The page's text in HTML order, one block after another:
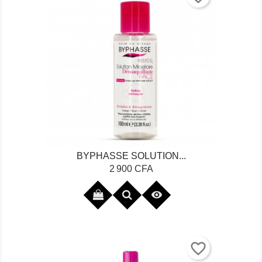
BYPHASSE SOLUTION...
Prix
2 900 CFA

favorite_border